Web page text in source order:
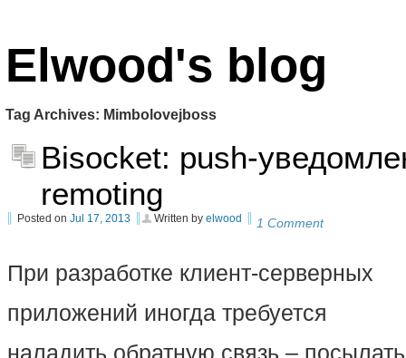
Elwood's blog
Tag Archives: Mimbolovejboss
Bisocket: push-
remoting
Posted on Jul 17, 2013 Written by elwood 1 Comment
При разработке клиент-серверных
приложений иногда требуется
наладить обратную связь – посылать